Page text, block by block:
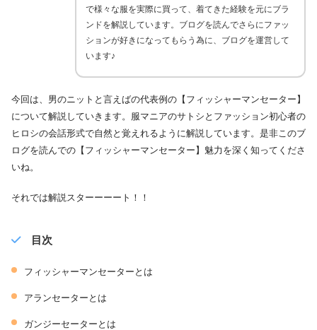
で様々な服を実際に買って、着てきた経験を元にブラ
ンドを解説しています。ブログを読んでさらにファッ
ションが好きになってもらう為に、ブログを運営して
います♪
今回は、男のニットと言えばの代表例の【フィッシャーマンセーター】
について解説していきます。服マニアのサトシとファッション初心者の
ヒロシの会話形式で自然と覚えれるように解説しています。是非このブ
ログを読んでの【フィッシャーマンセーター】魅力を深く知ってくださ
いね。
それでは解説スターーーート！！
目次
フィッシャーマンセーターとは
アランセーターとは
ガンジーセーターとは